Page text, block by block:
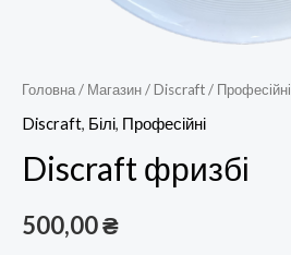
Головна/ Магазин/Discraft/ Професійні
Discraft, Білі, Професійні
Discraft фризбі
500,00₴